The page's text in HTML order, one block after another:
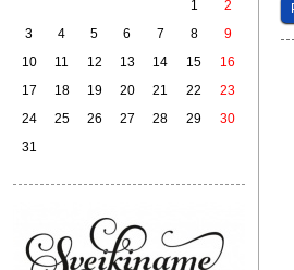
1
2
3
4 5 6 7 8
9
10
11 12 13 14 15
16
17
18 19 20 21 22
23
24
25 26 27 28 29
30
31